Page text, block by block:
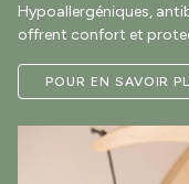
Hypoallergéniques,
offrent confort et
POUR EN SAVOIR